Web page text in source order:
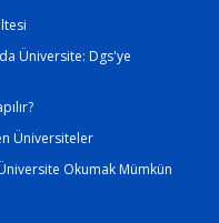
Üniversite: Dgs'ye
Üniversiteler
Okumak Mümkün